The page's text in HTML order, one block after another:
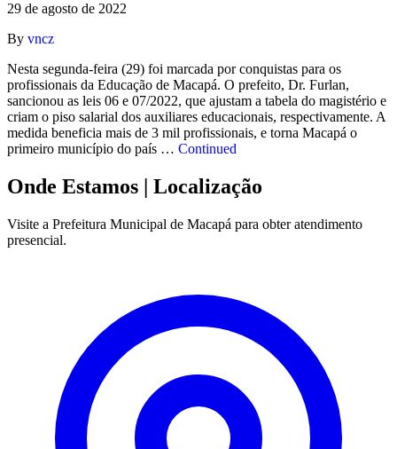
29 de agosto de 2022
By vncz
Nesta segunda-feira (29) foi marcada por conquistas para os
profissionais da Educação de Macapá. O prefeito, Dr. Furlan,
sancionou as leis 06 e 07/2022, que ajustam a tabela do magistério e
criam o piso salarial dos auxiliares educacionais, respectivamente. A
medida beneficia mais de 3 mil profissionais, e torna Macapá o
primeiro município do país … Continued
Onde Estamos | Localização
Visite a Prefeitura Municipal de Macapá para obter atendimento
presencial.